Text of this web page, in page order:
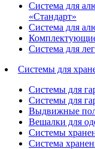
Система для
«Стандарт»
Система для
Система для
Системы для
Системы для
Системы для
Выдвижные
Вешалки для
Системы
Система